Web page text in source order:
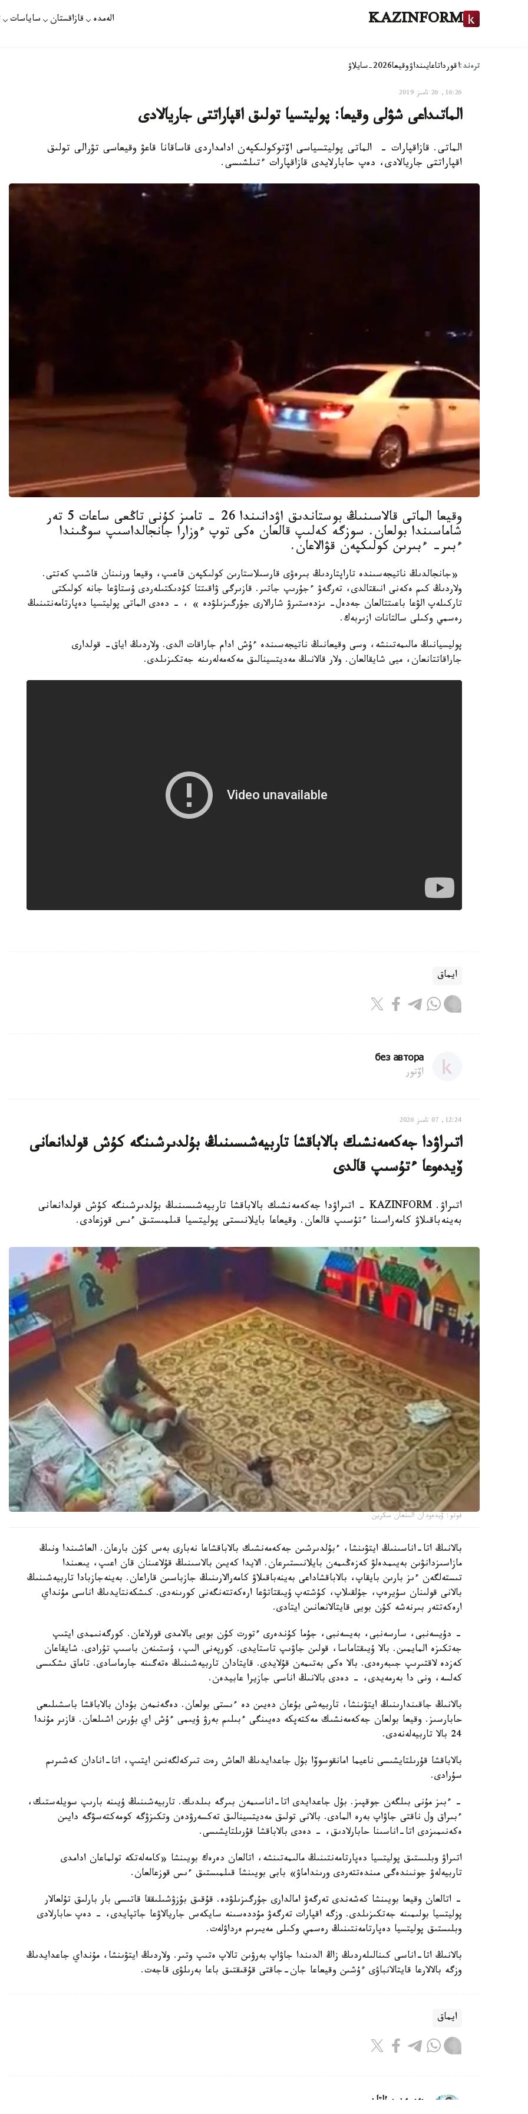
KAZINFORM الەمدە قازاقستان ساياسات
ترەند:اقورداتاعايىنداۋوقيعا2026-سايلاۋ
16:26, 26 تامىز 2019
الماتىداعى شۋلى وقيعا: پوليتسيا تولىق اقپاراتتى جاريالادى
الماتى. قازاقپارات - الماتى پوليتسياسى اۆتوكولىكپەن ادامداردى قاساقانا قاعۋ وقيعاسى تۋرالى تولىق
اقپاراتتى جاريالادى، دەپ حابارلايدى قازاقپارات ءتىلشىسى.
وقيعا الماتى قالاسىنىڭ بوستاندىق اۋدانىندا 26 - تامىز كۇنى تاڭعى ساعات 5 تەر
شاماسىندا بولعان. سوزگە كەلىپ قالعان ەكى توپ ءوزارا جانجالداسىپ سوڭىندا
ءبىر- ءبىرىن كولىكپەن قۋالاعان.
«جانجالدىڭ ناتيجەسىندە تاراپتاردىڭ بىرەۋى قارسىلاستارىن كولىكپەن قاعىپ، وقيعا ورنىنان قاشىپ كەتتى.
ولاردىڭ كىم ەكەنى انىقتالدى، تەرگەۋ ءجۇرىپ جاتىر. قازىرگى ۋاقىتتا كۇدىكتىلەردى ۇستاۋعا جانە كولىكتى
تاركىلەپ الۋعا باعىتتالعان جەدەل- ىزدەستىرۋ شارالارى جۇرگىزىلۋدە » ، - دەدى الماتى پوليتسيا دەپارتامەنتىنىڭ
رەسمي وكىلى سالتانات ازىربەك.
پوليسيانىڭ مالىمەتىنشە، وسى وقيعانىڭ ناتيجەسىندە ءۇش ادام جاراقات الدى. ولاردىڭ اياق- قولدارى
جاراقاتتانعان، ميى شايقالعان. ولار قالانىڭ مەديتسينالىق مەكەمەلەرىنە جەتكىزىلدى.
ايماق
без автора
اۆتور
12:24, 07 تامىز 2026
اتىراۋدا جەكەمەنشىك بالاباقشا تاربيەشىسىنىڭ بۇلدىرشىنگە كۇش قولدانعانى
ۆيدەوعا ءتۇسىپ قالدى
اتىراۋ. KAZINFORM - اتىراۋدا جەكەمەنشىك بالاباقشا تاربيەشىسىنىڭ بۇلدىرشىنگە كۇش قولدانعانى
بەينەباقىلاۋ كامەراسىنا ءتۇسىپ قالعان. وقيعاعا بايلانىستى پوليتسيا قىلمىستىق ءىس قوزعادى.
فوتو: ۆيدەودان الىنعان سكرين
بالانىڭ اتا-اناسىنىڭ ايتۋىنشا، ءبۇلدىرشىن جەكەمەنشىك بالاباقشاعا نەبارى بەس كۇن بارعان. العاشىندا ونىڭ
مازاسىزدانۋىن بەيىمدەلۋ كەزەڭىمەن بايلانىستىرعان. الايدا كەيىن بالاسىنىڭ قۇلاعىنان قان اعىپ، يىعىندا
تىستەلگەن ءىز بارىن بايقاپ، بالاباقشاداعى بەينەباقىلاۋ كامەرالارىنىڭ جازباسىن قاراعان. بەينەجازبادا تاربيەشىنىڭ
بالانى قولىنان سۇيرەپ، جۇلقىلاپ، كۇشتەپ ۇيىقتاتۋعا ارەكەتتەنگەنى كورىنەدى. كىشكەنتايدىڭ اناسى مۇنداي
ارەكەتتەر بىرنەشە كۇن بويى قايتالانعانىن ايتادى.
- دۇيسەنبى، سارسەنبى، بەيسەنبى، جۇما كۇندەرى ءتورت كۇن بويى بالامدى قورلاعان. كورگەنىمدى ايتىپ
جەتكىزە المايمىن. بالا ۇيىقتاماسا، قولىن جاۋىپ تاستايدى. كورپەنى الىپ، ۇستىنەن باسىپ تۇرادى. شايقاعان
كەزدە لاقتىرىپ جىبەرەدى. بالا ەكى بەتىمەن قۇلايدى. قايتادان تاربيەشىنىڭ ەتەگىنە جارماسادى. تاماق ىشكىسى
كەلسە، ونى دا بەرمەيدى، - دەدى بالانىڭ اناسى جازيرا عابيدەن.
بالانىڭ جاقىندارىنىڭ ايتۋىنشا، تاربيەشى بۇعان دەيىن دە ءىستى بولعان. دەگەنمەن بۇدان بالاباقشا باسشىلىعى
حابارسىز. وقيعا بولعان جەكەمەنشىك مەكتەپكە دەيىنگى ءبىلىم بەرۋ ۇيىمى ءۇش اي بۇرىن اشىلعان. قازىر مۇندا
24 بالا تاربيەلەنەدى.
بالاباقشا قۇرىلتايشىسى ناعيما امانقوسوۆا بۇل جاعدايدىڭ العاش رەت تىركەلگەنىن ايتىپ، اتا-انادان كەشىرىم
سۇرادى.
- ءبىز مۇنى بىلگەن جوقپىز. بۇل جاعدايدى اتا-اناسىمەن بىرگە بىلدىك. تاربيەشىنىڭ ۇيىنە بارىپ سويلەستىك،
ءبىراق ول ناقتى جاۋاپ بەرە المادى. بالانى تولىق مەديتسينالىق تەكسەرۋدەن وتكىزۋگە كومەكتەسۋگە دايىن
ەكەنىمىزدى اتا-اناسىنا حابارلادىق، - دەدى بالاباقشا قۇرىلتايشىسى.
اتىراۋ وبلىستىق پوليتسيا دەپارتامەنتىنىڭ مالىمەتىنشە، اتالعان دەرەك بويىنشا «كامەلەتكە تولماعان ادامدى
تاربيەلەۋ جونىندەگى مىندەتتەردى ورىنداماۋ» بابى بويىنشا قىلمىستىق ءىس قوزعالعان.
- اتالعان وقيعا بويىنشا كەشەندى تەرگەۋ امالدارى جۇرگىزىلۋدە. قۇقىق بۇزۋشىلىققا قاتىسى بار بارلىق تۇلعالار
پوليتسيا بولىمىنە جەتكىزىلدى. وزگە اقپارات تەرگەۋ مۇددەسىنە سايكەس جاريالاۋعا جاتپايدى، - دەپ حابارلادى
وبلىستىق پوليتسيا دەپارتامەنتىنىڭ رەسمي وكىلى مەيىرىم ەرداۋلەت.
بالانىڭ اتا-اناسى كىنالىلەردىڭ زاڭ الدىندا جاۋاپ بەرۋىن تالاپ ەتىپ وتىر. ولاردىڭ ايتۋىنشا، مۇنداي جاعدايدىڭ
وزگە بالالارعا قايتالانباۋى ءۇشىن وقيعاعا جان-جاقتى قۇقىقتىق باعا بەرىلۋى قاجەت.
ايماق
بەيسەن سۇلتان